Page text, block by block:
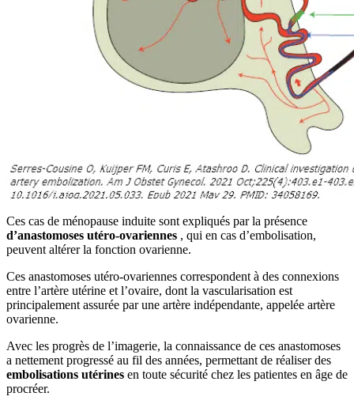
Ces cas de ménopause induite sont expliqués par la présence
d’anastomoses utéro-ovariennes , qui en cas d’embolisation,
peuvent altérer la fonction ovarienne.
Ces anastomoses utéro-ovariennes correspondent à des connexions
entre l’artère utérine et l’ovaire, dont la vascularisation est
principalement assurée par une artère indépendante, appelée artère
ovarienne.
Avec les progrès de l’imagerie, la connaissance de ces anastomoses
a nettement progressé au fil des années, permettant de réaliser des
embolisations utérines en toute sécurité chez les patientes en âge de
procréer.